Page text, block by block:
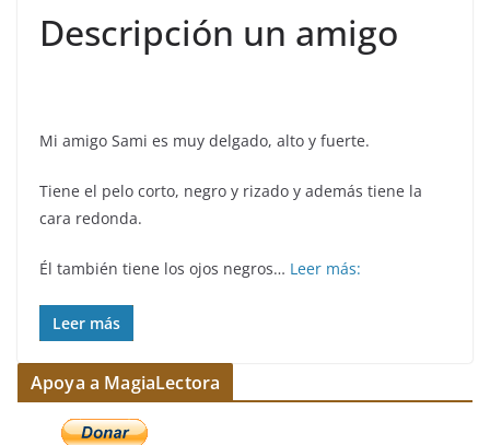
Descripción un amigo
Mi amigo Sami es muy delgado, alto y fuerte.
Tiene el pelo corto, negro y rizado y además tiene la
cara redonda.
Él también tiene los ojos negros… Leer más:
Leer más
Apoya a MagiaLectora